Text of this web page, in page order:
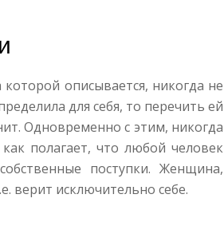
описывается, никогда не
для себя, то перечить ей
Одновременно с этим, никогда
полагает, что любой человек
поступки. Женщина,
верит исключительно себе.